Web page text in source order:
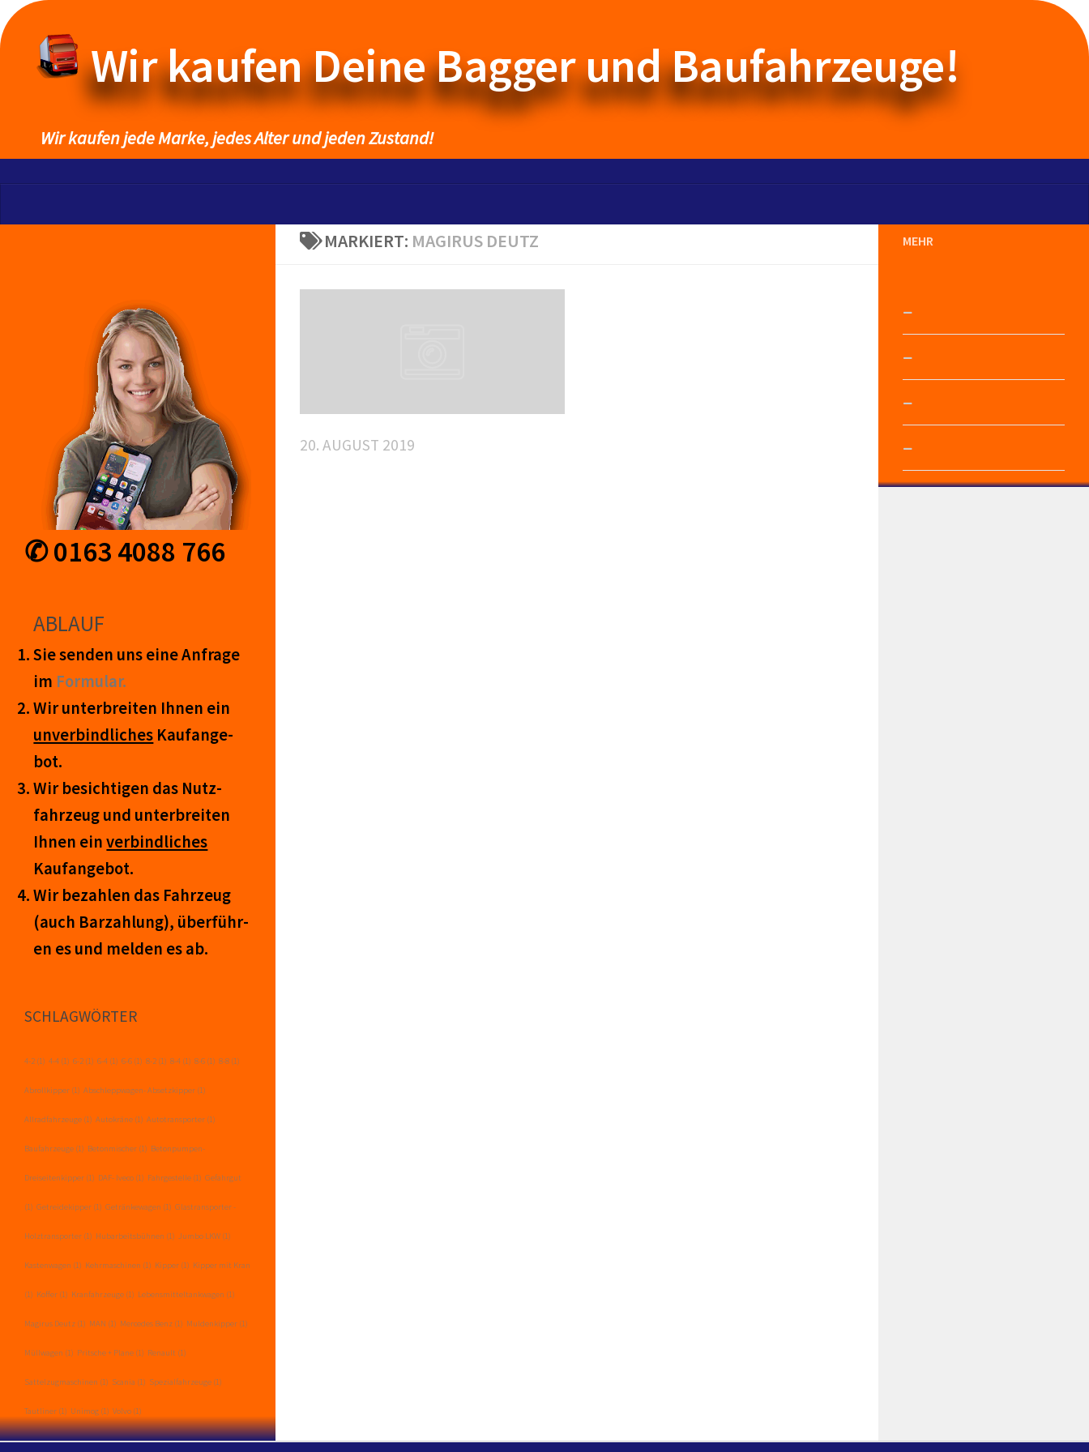
Wir kaufen Deine Bagger und Baufahrzeuge!
Wir kaufen jede Marke, jedes Alter und jeden Zustand!
MARKIERT: MAGIRUS DEUTZ
20. AUGUST 2019
✆ 0163 4088 766
ABLAUF
Sie senden uns eine An­frage
im Form­ular.
Wir unter­breiten Ihnen ein
un­ver­bind­lich­es Kauf­an­ge­
bot.
Wir be­sicht­igen das Nutz­
fahr­zeug und un­ter­breit­en
Ihnen einver­bind­liches
Kauf­an­ge­bot.
Wir be­zahl­en das Fahr­zeug
(auch Barzahlung), über­führ­
en es und mel­den es ab.
SCHLAGWÖRTER
4-2 (1) 4-4 (1) 6-2 (1) 6-4 (1) 6-6 (1) 8-2 (1) 8-4 (1) 8-6 (1) 8-8 (1)
Abrollkipper (1) Abschleppwagen- Absetzkipper (1)
Allradfahrzeuge (1) Autokräne (1) Autotransporter (1)
Baufahrzeuge (1) Betonmischer (1) Betonpumpen-
Dreiseitenkipper (1) DAF- Iveco (1) Fahrgestelle (1) Gefahrgut
(1) Getreidekipper (1) Getränkewagen (1) Glastransporter -
Holztransporter (1) Hubarbeitsbühnen (1) Jumbo LKW (1)
Kastenwagen (1) Kehrmaschinen (1) Kipper (1) Kipper mit Kran
(1) Koffer (1) Kranfahrzeuge (1) Lebensmitteltankwagen (1)
Magirus Deutz (1) MAN (1) Mercedes Benz (1) Muldenkipper (1)
Müllwagen (1) Pritsche + Plane (1) Renault (1)
Sattelzugmaschinen (1) Scania (1) Spezialfahrzeuge (1)
Tautliner (1) Unimog (1) Volvo (1)
MEHR